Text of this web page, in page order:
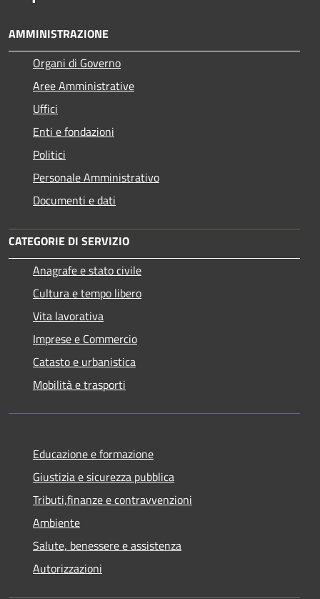
AMMINISTRAZIONE
Organi di Governo
Aree Amministrative
Uffici
Enti e fondazioni
Politici
Personale Amministrativo
Documenti e dati
CATEGORIE DI SERVIZIO
Anagrafe e stato civile
Cultura e tempo libero
Vita lavorativa
Imprese e Commercio
Catasto e urbanistica
Mobilità e trasporti
Educazione e formazione
Giustizia e sicurezza pubblica
Tributi,finanze e contravvenzioni
Ambiente
Salute, benessere e assistenza
Autorizzazioni